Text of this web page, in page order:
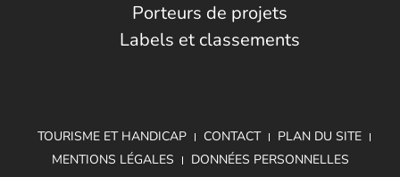
Porteurs de projets
Labels et classements
TOURISME ET HANDICAP CONTACT
PLAN DU SITE
MENTIONS LÉGALES
DONNÉES PERSONNELLES